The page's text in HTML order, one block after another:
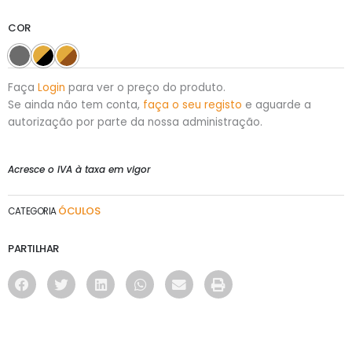
COR
Faça Login para ver o preço do produto.
Se ainda não tem conta, faça o seu registo e aguarde a
autorização por parte da nossa administração.
Acresce o IVA à taxa em vigor
CATEGORIA ÓCULOS
PARTILHAR